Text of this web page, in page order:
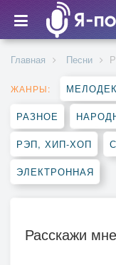
Главная Песни
ЖАНРЫ:
РАЗНОЕ
РЭП, ХИП-ХОП
ЭЛЕКТРОННАЯ
Расскажи